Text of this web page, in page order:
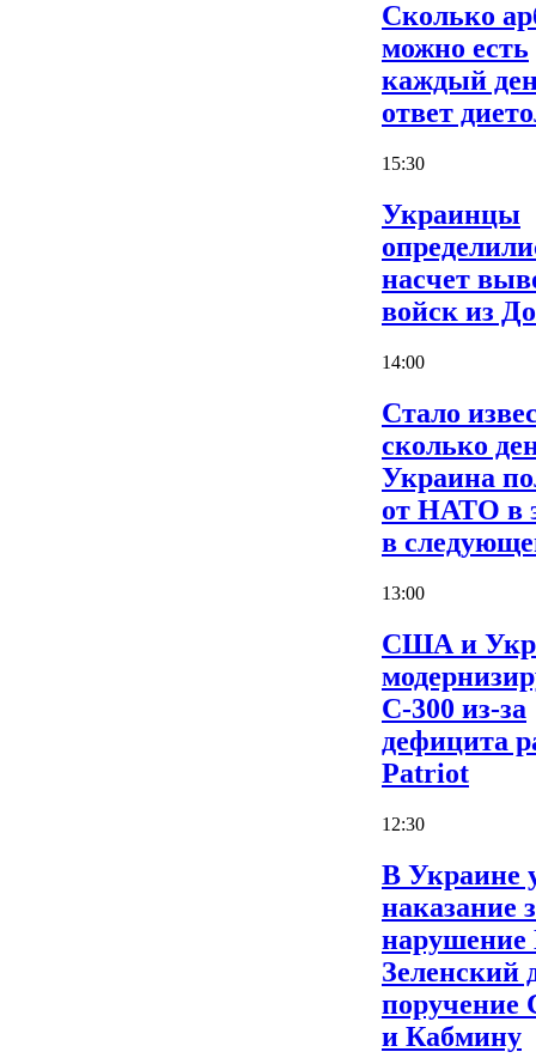
Сколько
можно есть
каждый
ответ
15:30
Украинцы
насчет
войск из
14:00
Стало
сколько
Украина
от НАТО в
в
13:00
США и
С-300 из-за
дефицита
Patriot
12:30
В Украине
наказание
Зеленский
и Кабмину